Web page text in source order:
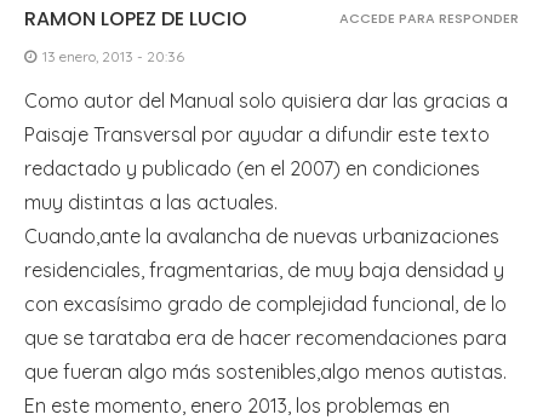
RAMON LOPEZ DE LUCIO
13 enero, 2013 - 20:36
Como autor del Manual solo quisiera dar las gracias a
Paisaje Transversal por ayudar a difundir este texto
redactado y publicado (en el 2007) en condiciones
muy distintas a las actuales.
Cuando,ante la avalancha de nuevas urbanizaciones
residenciales, fragmentarias, de muy baja densidad y
con excasísimo grado de complejidad funcional, de lo
que se tarataba era de hacer recomendaciones para
que fueran algo más sostenibles,algo menos autistas.
En este momento, enero 2013, los problemas en
ACCEDE PARA RESPONDER